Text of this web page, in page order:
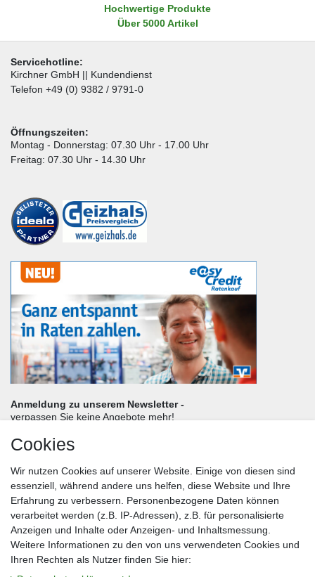
Hochwertige Produkte
Über 5000 Artikel
Servicehotline:
Kirchner GmbH || Kundendienst
Telefon +49 (0) 9382 / 9791-0
Öffnungszeiten:
Montag - Donnerstag: 07.30 Uhr - 17.00 Uhr
Freitag: 07.30 Uhr - 14.30 Uhr
Anmeldung zu unserem Newsletter -
verpassen Sie keine Angebote mehr!
Nachname*
E-Mail*
Cookies
Wir nutzen Cookies auf unserer Website. Einige von diesen sind
essenziell, während andere uns helfen, diese Website und Ihre
Erfahrung zu verbessern. Personenbezogene Daten können
verarbeitet werden (z.B. IP-Adressen), z.B. für personalisierte
Anzeigen und Inhalte oder Anzeigen- und Inhaltsmessung.
Weitere Informationen zu den von uns verwendeten Cookies und
Ihren Rechten als Nutzer finden Sie hier: